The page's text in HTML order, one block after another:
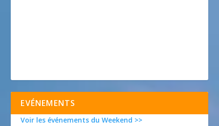
EVÉNEMENTS
Voir les événements du Weekend >>